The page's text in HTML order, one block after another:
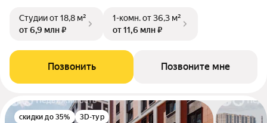
Студииот 18,8 м²
от 6,9 млн ₽
1-комн.от 36,3 м²
от 11,6 млн ₽
Позвонить Позвоните мне
скидки до 35% 3D-тур